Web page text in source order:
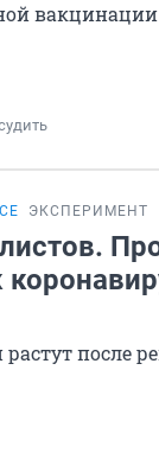
ЭКСПЕРИМЕНТ
после